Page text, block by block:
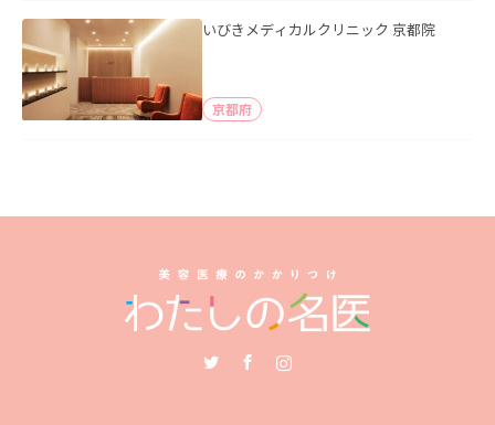
いびきメディカルクリニック 京都院
京都府